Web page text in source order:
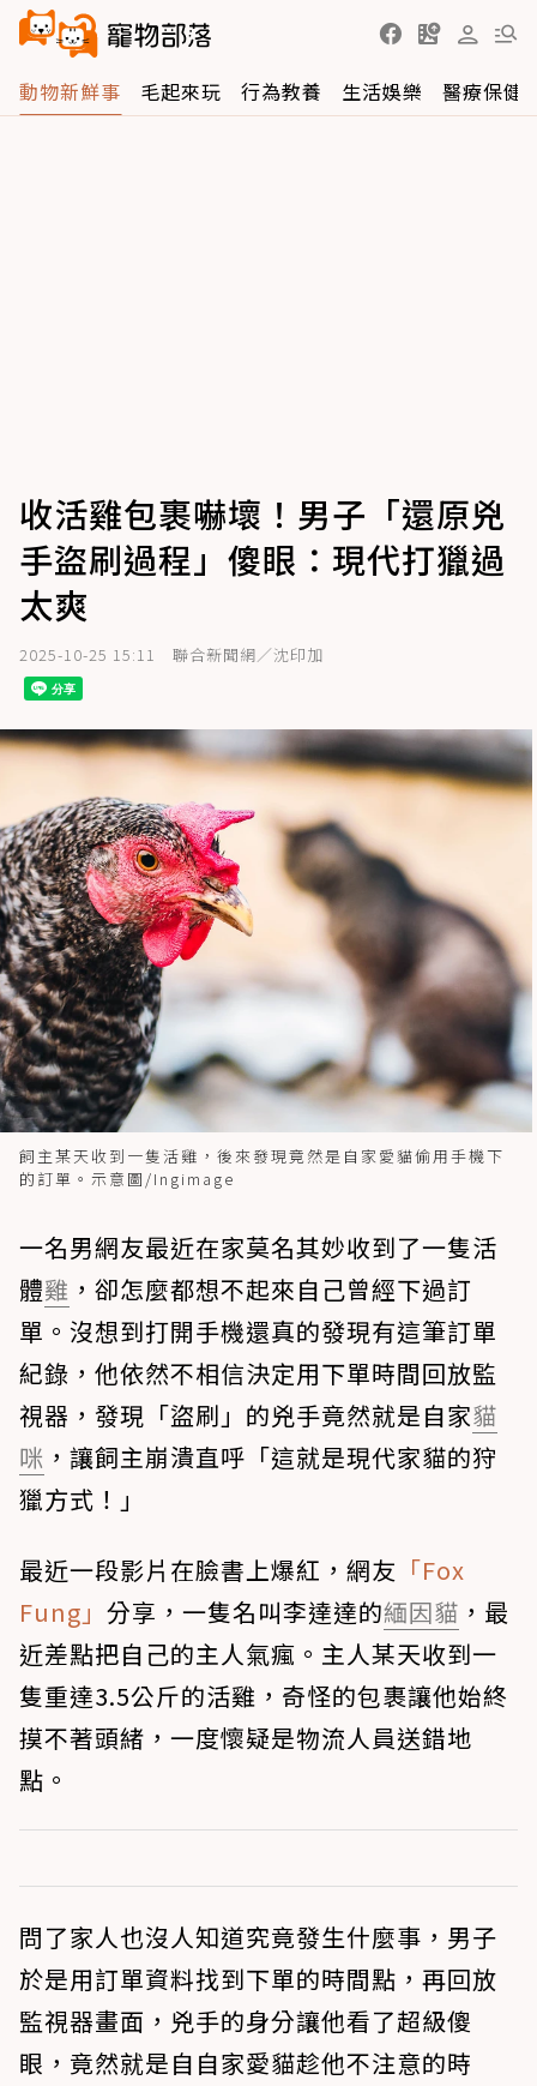
動物新鮮事 毛起來玩 行為教養 生活娛樂 醫療保健
收活雞包裹嚇壞！男子「還原兇
手盜刷過程」傻眼：現代打獵過
太爽
2025-10-25 15:11 聯合新聞網／沈印加
飼主某天收到一隻活雞，後來發現竟然是自家愛貓偷用手機下
的訂單。示意圖/Ingimage
一名男網友最近在家莫名其妙收到了一隻活
體雞 ，卻怎麼都想不起來自己曾經下過訂
單。沒想到打開手機還真的發現有這筆訂單
紀錄，他依然不相信決定用下單時間回放監
視器，發現「盜刷」的兇手竟然就是自家貓
咪 ，讓飼主崩潰直呼「這就是現代家貓的狩
獵方式！」
最近一段影片在臉書上爆紅，網友 「Fox
Fung」 分享，一隻名叫李達達的緬因貓 ，最
近差點把自己的主人氣瘋。主人某天收到一
隻重達3.5公斤的活雞，奇怪的包裹讓他始終
摸不著頭緒，一度懷疑是物流人員送錯地
點。
問了家人也沒人知道究竟發生什麼事，男子
於是用訂單資料找到下單的時間點，再回放
監視器畫面，兇手的身分讓他看了超級傻
眼，竟然就是自自家愛貓趁他不注意的時